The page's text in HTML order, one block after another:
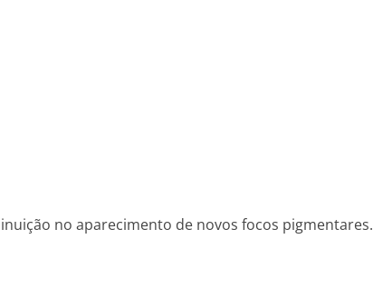
no aparecimento de novos focos pigmentares.